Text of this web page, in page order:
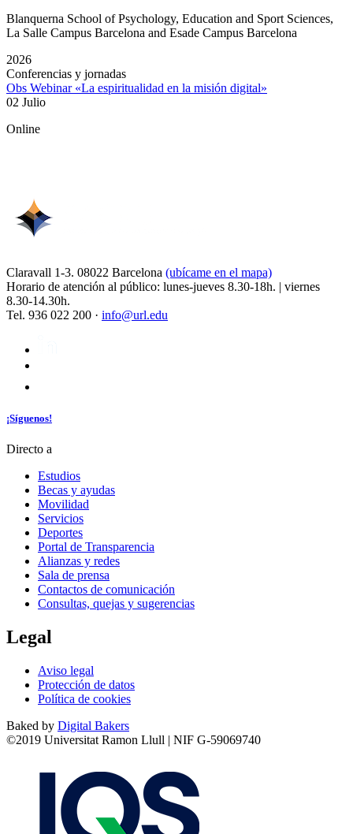
Blanquerna School of Psychology, Education and Sport Sciences,
La Salle Campus Barcelona and Esade Campus Barcelona
2026
Conferencias y jornadas
Obs Webinar «La espiritualidad en la misión digital»
02 Julio
Online
Claravall 1-3. 08022 Barcelona (ubícame en el mapa)
Horario de atención al público: lunes-jueves 8.30-18h. | viernes
8.30-14.30h.
Tel. 936 022 200 · info@url.edu
¡Síguenos!
Directo a
Estudios
Becas y ayudas
Movilidad
Servicios
Deportes
Portal de Transparencia
Alianzas y redes
Sala de prensa
Contactos de comunicación
Consultas, quejas y sugerencias
Legal
Aviso legal
Protección de datos
Política de cookies
Baked by Digital Bakers
©2019 Universitat Ramon Llull | NIF G-59069740